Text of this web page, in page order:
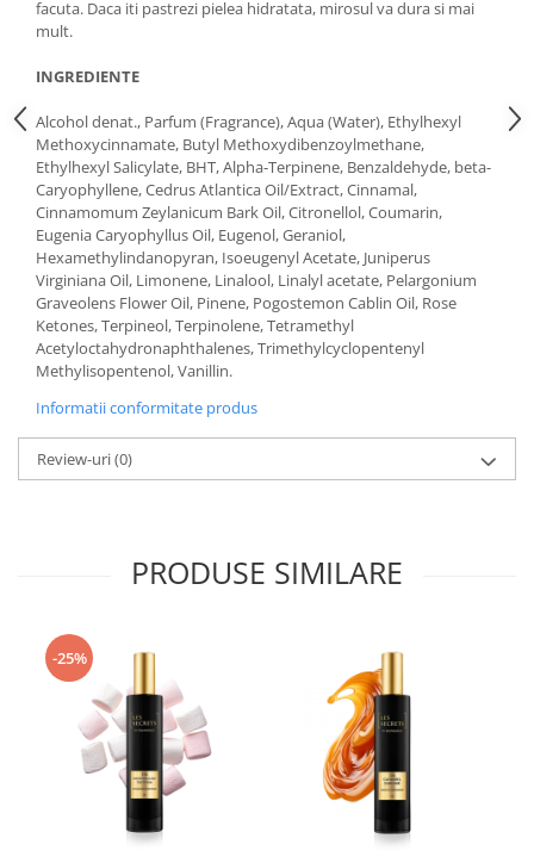
facuta. Daca iti pastrezi pielea hidratata, mirosul va dura si mai
mult.
INGREDIENTE
Alcohol denat., Parfum (Fragrance), Aqua (Water), Ethylhexyl
Methoxycinnamate, Butyl Methoxydibenzoylmethane,
Ethylhexyl Salicylate, BHT, Alpha-Terpinene, Benzaldehyde, beta-
Caryophyllene, Cedrus Atlantica Oil/Extract, Cinnamal,
Cinnamomum Zeylanicum Bark Oil, Citronellol, Coumarin,
Eugenia Caryophyllus Oil, Eugenol, Geraniol,
Hexamethylindanopyran, Isoeugenyl Acetate, Juniperus
Virginiana Oil, Limonene, Linalool, Linalyl acetate, Pelargonium
Graveolens Flower Oil, Pinene, Pogostemon Cablin Oil, Rose
Ketones, Terpineol, Terpinolene, Tetramethyl
Acetyloctahydronaphthalenes, Trimethylcyclopentenyl
Methylisopentenol, Vanillin.
Informatii conformitate produs
Review-uri(0)
PRODUSE SIMILARE
-25%